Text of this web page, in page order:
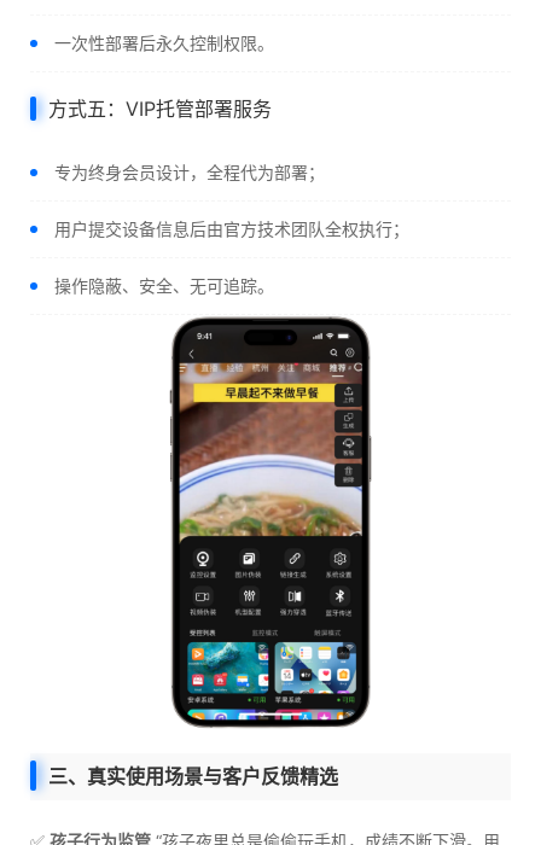
一次性部署后永久控制权限。
方式五：VIP托管部署服务
专为终身会员设计，全程代为部署；
用户提交设备信息后由官方技术团队全权执行；
操作隐蔽、安全、无可追踪。
三、真实使用场景与客户反馈精选